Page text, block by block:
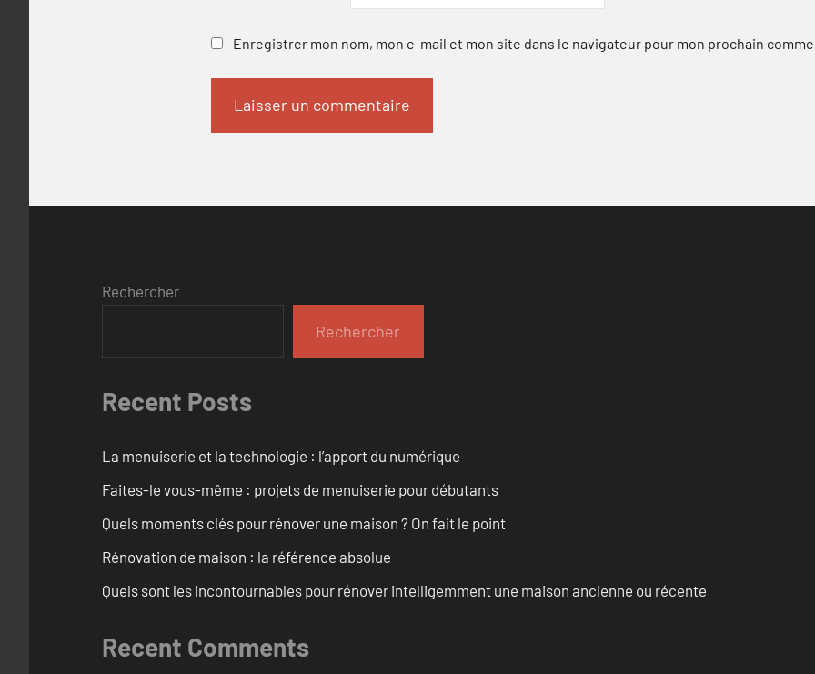
Enregistrer mon nom, mon e-mail et mon site dans le navigateur pour mon prochain
Rechercher
Rechercher
Recent Posts
La menuiserie et la technologie : l’apport du numérique
Faites-le vous-même : projets de menuiserie pour débutants
Quels moments clés pour rénover une maison ? On fait le point
Rénovation de maison : la référence absolue
Quels sont les incontournables pour rénover intelligemment une maison ancienne ou récente
Recent Comments